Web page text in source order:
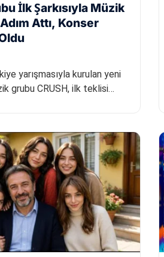
İlk Şarkısıyla Müzik
Attı, Konser
yarışmasıyla kurulan yeni
grubu CRUSH, ilk teklisi